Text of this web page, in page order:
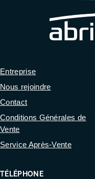
TÉLÉPHONE
Entreprise
Nous rejoindre
Contact
Conditions Générales de
Vente
Service Après-Vente